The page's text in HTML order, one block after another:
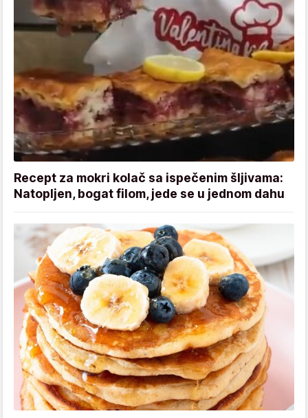
Recept za mokri kolač sa ispečenim šljivama:
Natopljen, bogat filom, jede se u jednom dahu